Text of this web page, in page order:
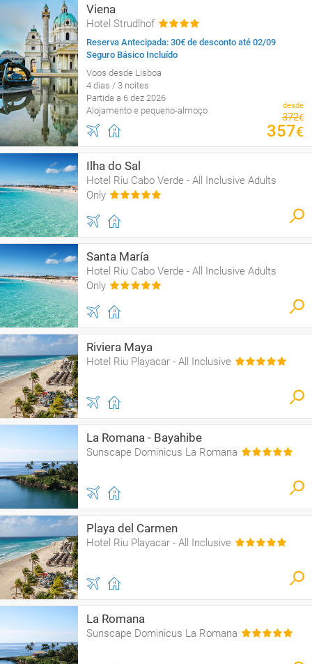
Viena
Hotel Strudlhof
Reserva Antecipada: 30€ de desconto até 02/09
Seguro Básico Incluído
Voos desde Lisboa
4 dias / 3 noites
Partida a 6 dez 2026
Alojamento e pequeno-almoço
desde
372€
357€
Ilha do Sal
Hotel Riu Cabo Verde - All Inclusive Adults
Only
Santa María
Hotel Riu Cabo Verde - All Inclusive Adults
Only
Riviera Maya
Hotel Riu Playacar - All Inclusive
La Romana - Bayahibe
Sunscape Dominicus La Romana
Playa del Carmen
Hotel Riu Playacar - All Inclusive
La Romana
Sunscape Dominicus La Romana